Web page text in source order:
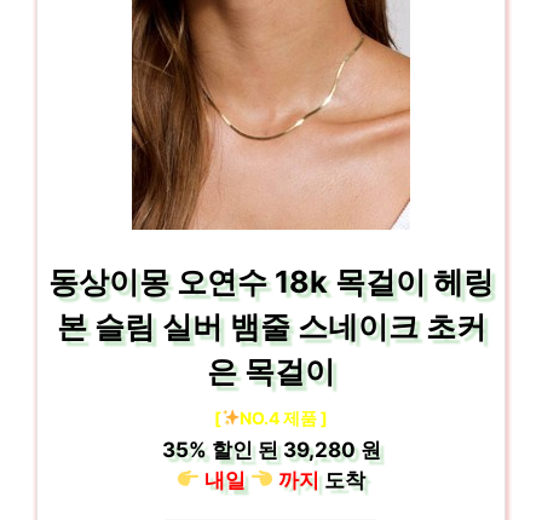
동상이몽 오연수 18k 목걸이 헤링
본 슬림 실버 뱀줄 스네이크 초커
은 목걸이
[ NO.4 제품 ]
35%할인 된39,280 원
내일
까지도착